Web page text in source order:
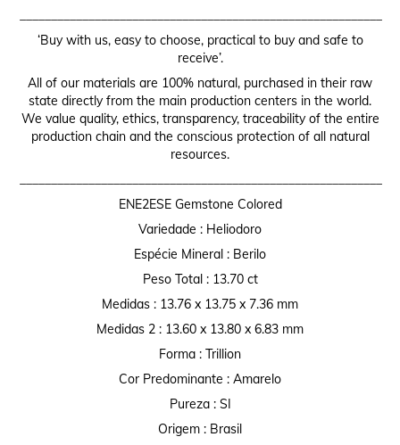
‘Buy with us, easy to choose, practical to buy and safe to
receive’.
All of our materials are 100% natural, purchased in their raw
state directly from the main production centers in the world.
We value quality, ethics, transparency, traceability of the entire
production chain and the conscious protection of all natural
resources.
ENE2ESE Gemstone Colored
Variedade : Heliodoro
Espécie Mineral : Berilo
Peso Total : 13.70 ct
Medidas : 13.76 x 13.75 x 7.36 mm
Medidas 2 : 13.60 x 13.80 x 6.83 mm
Forma : Trillion
Cor Predominante : Amarelo
Pureza : SI
Origem : Brasil